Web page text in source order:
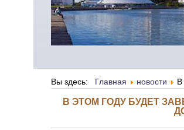
Вы здесь: Главная новости В
В ЭТОМ ГОДУ БУДЕТ